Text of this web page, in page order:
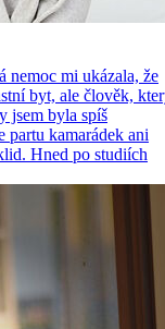
nemoc mi ukázala, že
byt, ale člověk,
jsem byla spíš
partu kamarádek ani
Hned po studiích